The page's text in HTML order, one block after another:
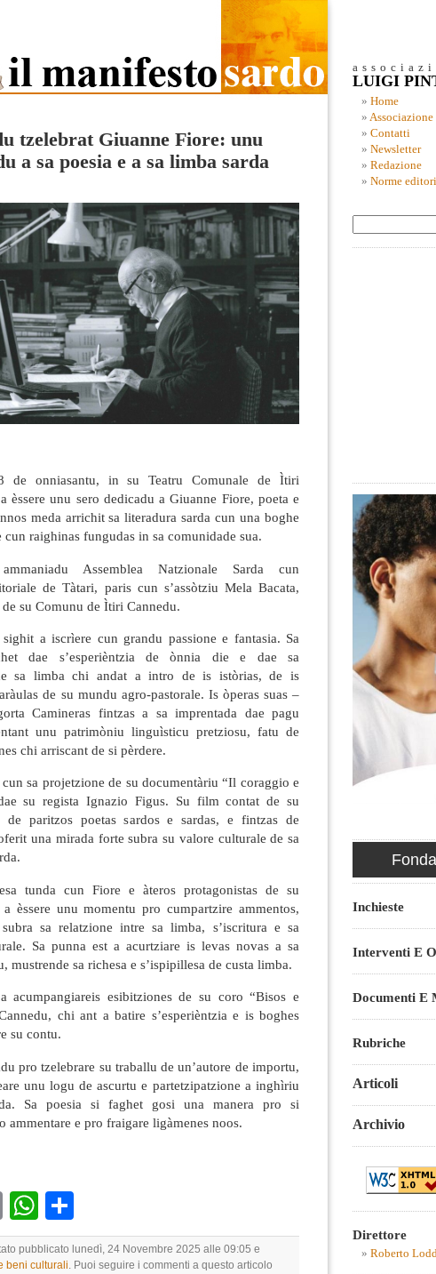
tzelebrat Giuanne Fiore: unu
a sa poesia e a sa limba sarda
de onniasantu, in su Teatru Comunale de Ìtiri
èssere unu sero dedicadu a Giuanne Fiore, poeta e
meda arrichit sa literadura sarda cun una boghe
raighinas fungudas in sa comunidade sua.
Assemblea Natzionale Sarda cun
de Tàtari, paris cun s’assòtziu Mela Bacata,
su Comunu de Ìtiri Cannedu.
a iscrìere cun grandu passione e fantasia. Sa
dae s’esperièntzia de ònnia die e dae sa
sa limba chi andat a intro de is istòrias, de is
de su mundu agro-pastorale. Is òperas suas –
Camineras fintzas a sa imprentada dae pagu
unu patrimòniu linguìsticu pretziosu, fatu de
chi arriscant de si pèrdere.
sa projetzione de su documentàriu “Il coraggio e
su regista Ignazio Figus. Su film contat de su
de paritzos poetas sardos e sardas, e fintzas de
una mirada forte subra su valore culturale de sa
tunda cun Fiore e àteros protagonistas de su
èssere unu momentu pro cumpartzire ammentos,
sa relatzione intre sa limba, s’iscritura e sa
Sa punna est a acurtziare is levas novas a sa
mustrende sa richesa e s’ispipillesa de custa limba.
acumpangiareis esibitziones de su coro “Bisos e
chi ant a batire s’esperièntzia e is boghes
su contu.
pro tzelebrare su traballu de un’autore de importu,
unu logu de ascurtu e partetzipatzione a inghìriu
Sa poesia si faghet gosi una manera pro si
ammentare e pro fraigare ligàmenes noos.
EmailWhatsApp
pubblicato lunedì, 24 Novembre 2025 alle 09:05 e
beni culturali . Puoi seguire i commenti a questo articolo
LUIGI
Home
Associazione
Contatti
Newsletter
Redazione
Norme
Inchieste
Interventi E
Documenti E
Rubriche
Articoli
Archivio
Direttore
Roberto